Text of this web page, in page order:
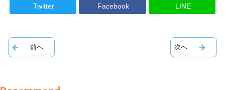
Twitter Facebook LINE